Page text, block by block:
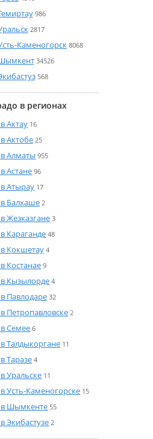
986
2817
Каменогорск 8068
34526
568
в регионах
Актау 16
Актобе 25
Алматы 955
Астане 96
Атырау 17
Балхаше 2
Жезказгане 3
Караганде 48
Кокшетау 4
Костанае 9
Кызылорде 4
Павлодаре 32
Петропавловске 2
Семее 6
Талдыкоргане 11
Таразе 4
Уральске 11
Усть-Каменогорске 15
в Шымкенте 55
Экибастузе 2